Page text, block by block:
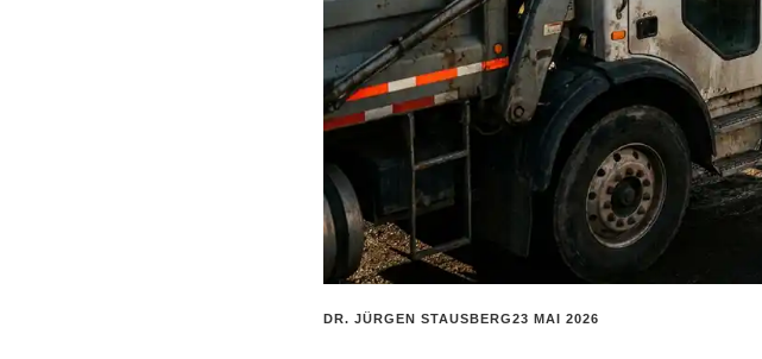
POSTED
DR. JÜRGEN STAUSBERG23 MAI 2026